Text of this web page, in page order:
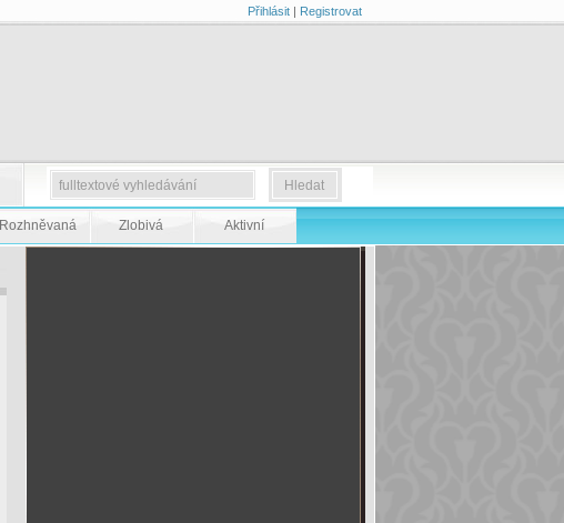
Přihlásit| Registrovat
Rozhněvaná Zlobivá Aktivní